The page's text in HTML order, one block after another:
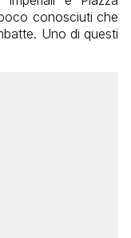
conosciuti che
Uno di questi